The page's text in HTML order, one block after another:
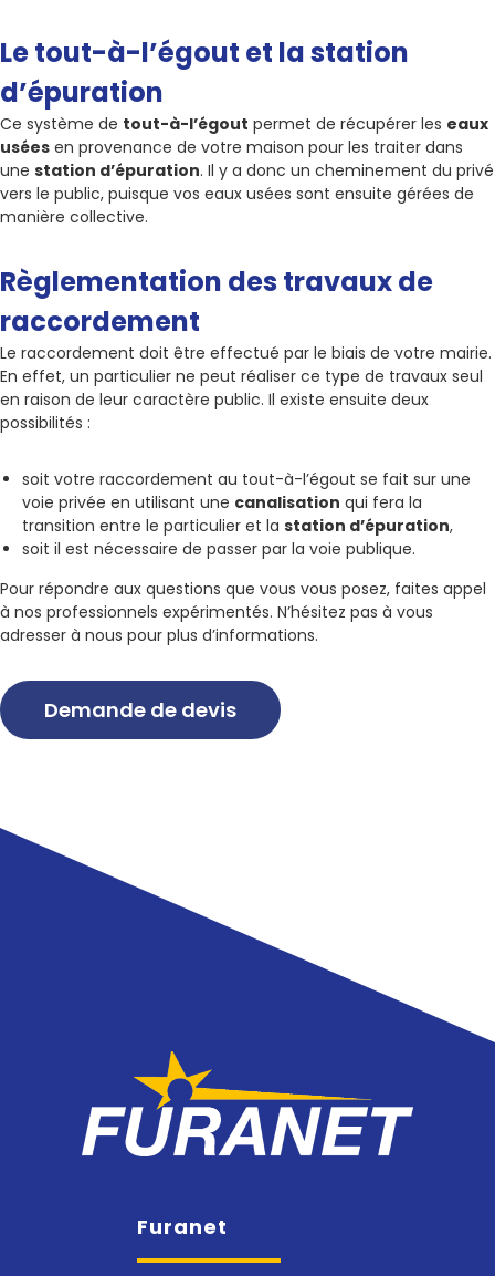
Le tout-à-l’égout et la station
d’épuration
Ce système de tout-à-l’égout permet de récupérer les eaux
usées en provenance de votre maison pour les traiter dans
une station d’épuration. Il y a donc un cheminement du privé
vers le public, puisque vos eaux usées sont ensuite gérées de
manière collective.
Règlementation des travaux de
raccordement
Le raccordement doit être effectué par le biais de votre mairie.
En effet, un particulier ne peut réaliser ce type de travaux seul
en raison de leur caractère public. Il existe ensuite deux
possibilités :
soit votre raccordement au tout-à-l’égout se fait sur une
voie privée en utilisant une canalisation qui fera la
transition entre le particulier et la station d’épuration,
soit il est nécessaire de passer par la voie publique.
Pour répondre aux questions que vous vous posez, faites appel
à nos professionnels expérimentés. N’hésitez pas à vous
adresser à nous pour plus d’informations.
Demande de devis
Furanet